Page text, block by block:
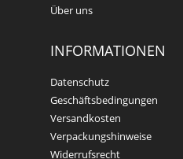
Über uns
INFORMATIONEN
Datenschutz
Geschäftsbedingungen
Versandkosten
Verpackungshinweise
Widerrufsrecht